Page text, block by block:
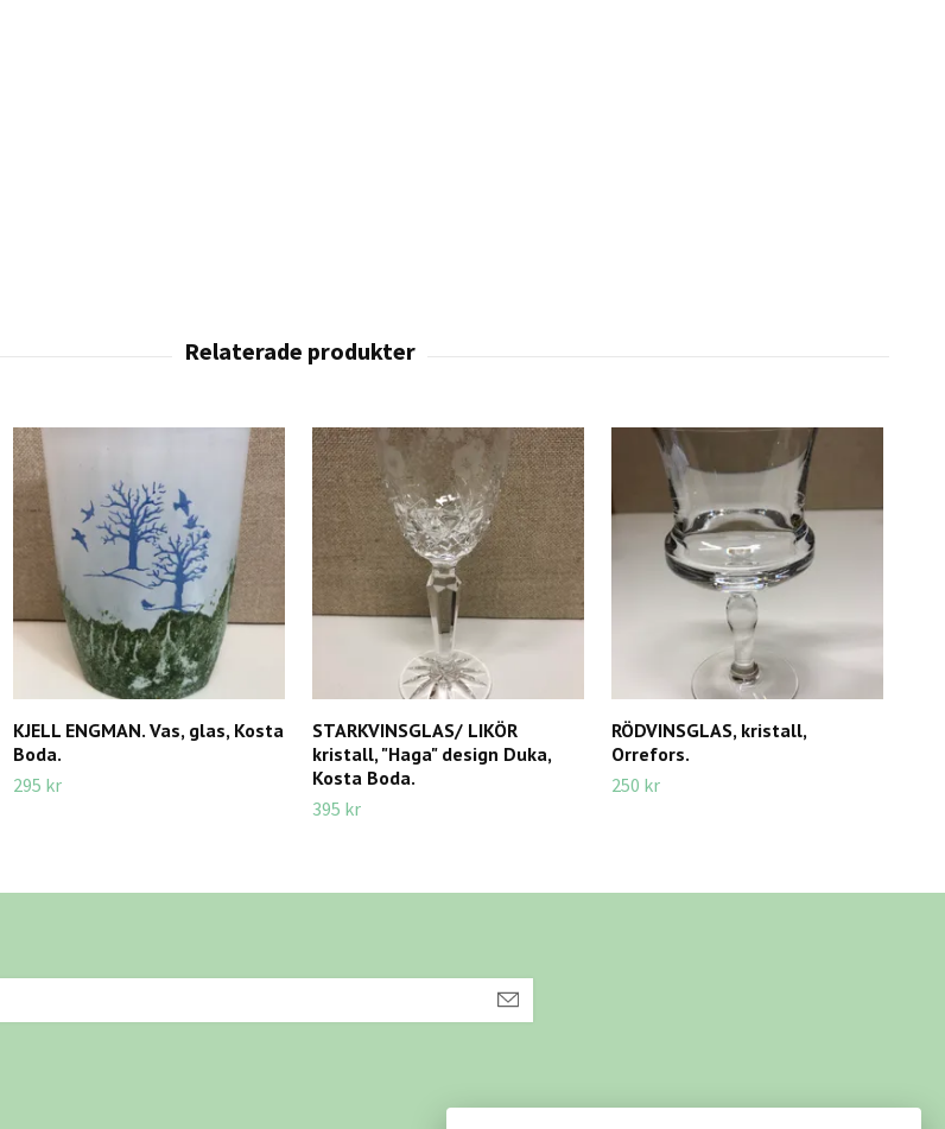
KJELL ENGMAN. Vas, glas, Kosta
Boda.
295 kr
STARKVINSGLAS/ LIKÖR
kristall, "Haga" design Duka,
Kosta Boda.
395 kr
RÖDVINSGLAS, kristall,
Orrefors.
250 kr